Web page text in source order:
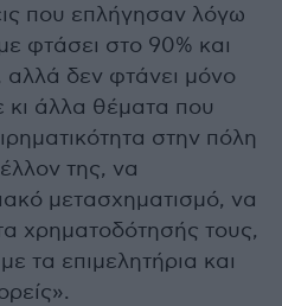
που επλήγησαν λόγω
φτάσει στο 90% και
δεν φτάνει μόνο
κι άλλα θέματα που
στην πόλη
της, να
μετασχηματισμό, να
χρηματοδότησής τους,
τα επιμελητήρια και